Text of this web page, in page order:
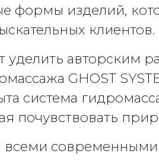
формы изделий,
клиентов.
авторским
GHOST
система
почувствовать
современными